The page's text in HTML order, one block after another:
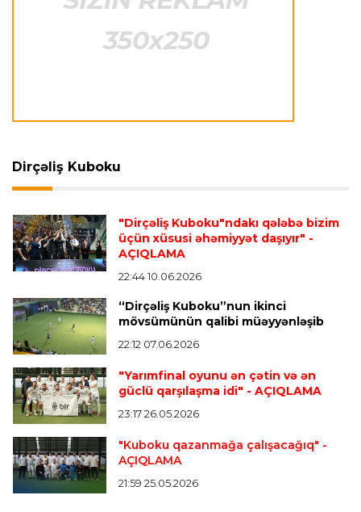
İtaliya S.A. 23:27 06.08.2026
Neapolda Maradonanın adını daşıyan yeni
stadion tikiləcək
"Reyncers" uduzdu, ÇSKA-dan inamlı qələbə
Transfer
İngiltərə P.L. 23:14 06.08.2026
Alexandre Pato İngiltərə klubunun prezidenti
Transfer 23:08 06.08.2026
"Qalatasaray" Leaunun alternativini "Arsenal"da
tapdı
Offside 23:04 06.08.2026
Çimərlik voleybolu üzrə ölkə çempionatında
finalçılar müəyyənləşdi
Dirçəliş Kuboku
"Dirçəliş Kuboku"ndakı qələbə bizim
üçün xüsusi əhəmiyyət daşıyır" -
AÇIQLAMA
22:44 10.06.2026
“Dirçəliş Kuboku”nun ikinci
mövsümünün qalibi müəyyənləşib
22:12 07.06.2026
"Yarımfinal oyunu ən çətin və ən
güclü qarşılaşma idi" - AÇIQLAMA
23:17 26.05.2026
"Kuboku qazanmağa çalışacağıq" -
AÇIQLAMA
21:59 25.05.2026